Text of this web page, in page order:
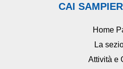
CAI
Home
La
Attività e